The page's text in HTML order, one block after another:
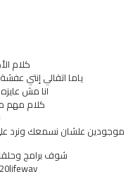
كلام
ياما اتقالي إنتي
انا مش
كلام مهم
موجودين علشان نسمعك ونرد
شوف برامج